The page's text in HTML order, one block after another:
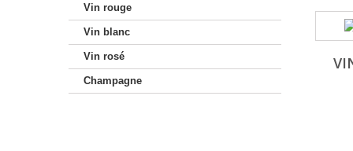
Vin rouge
Vin blanc
Vin rosé
Champagne